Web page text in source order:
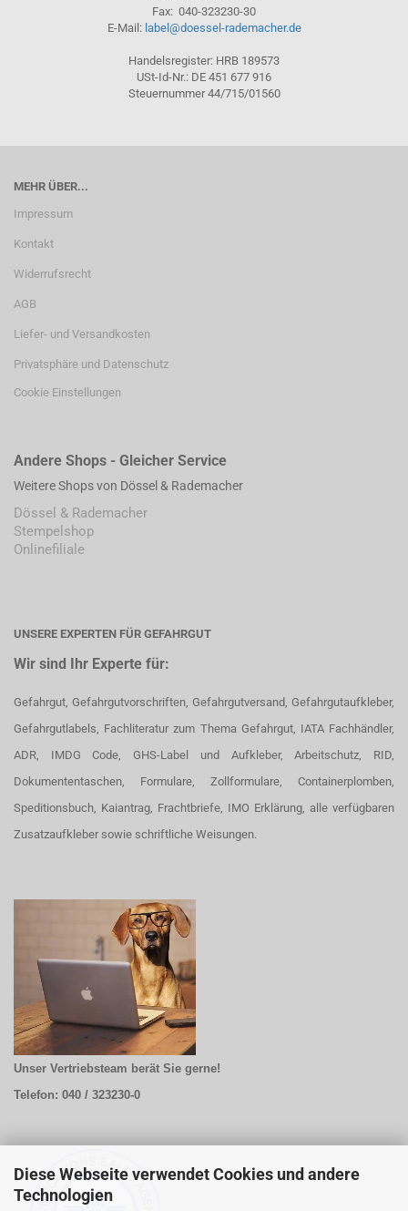
Diese Webseite verwendet Cookies und andere
Technologien
Fax: 040-323230-30
E-Mail: label@doessel-rademacher.de
Handelsregister: HRB 189573
USt-Id-Nr.: DE 451 677 916
Steuernummer 44/715/01560
MEHR ÜBER...
Impressum
Kontakt
Widerrufsrecht
AGB
Liefer- und Versandkosten
Privatsphäre und Datenschutz
Cookie Einstellungen
Andere Shops - Gleicher Service
Weitere Shops von Dössel & Rademacher
Dössel & Rademacher
Stempelshop
Onlinefiliale
UNSERE EXPERTEN FÜR GEFAHRGUT
Wir sind Ihr Experte für:
Gefahrgut, Gefahrgutvorschriften, Gefahrgutversand, Gefahrgutaufkleber,
Gefahrgutlabels, Fachliteratur zum Thema Gefahrgut, IATA Fachhändler,
ADR, IMDG Code, GHS-Label und Aufkleber, Arbeitschutz, RID,
Dokumententaschen, Formulare, Zollformulare, Containerplomben,
Speditionsbuch, Kaiantrag, Frachtbriefe, IMO Erklärung, alle verfügbaren
Zusatzaufkleber sowie schriftliche Weisungen.
Unser Vertriebsteam berät Sie gerne!
Telefon: 040 / 323230-0